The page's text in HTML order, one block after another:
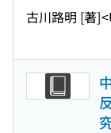
古川路明 [著]